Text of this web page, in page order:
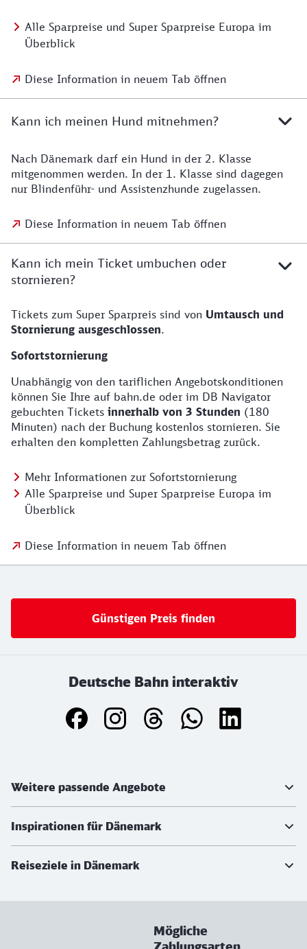
Alle Sparpreise und Super Sparpreise Europa im
Überblick
Diese Information in neuem Tab öffnen
Kann ich meinen Hund mitnehmen?
Nach Dänemark darf ein Hund in der 2. Klasse
mitgenommen werden. In der 1. Klasse sind dagegen
nur Blindenführ- und Assistenzhunde zugelassen.
Diese Information in neuem Tab öffnen
Kann ich mein Ticket umbuchen oder
stornieren?
Tickets zum Super Sparpreis sind von Umtausch und
Stornierung ausgeschlossen.
Sofortstornierung
Unabhängig von den tariflichen Angebotskonditionen
können Sie Ihre auf bahn.de oder im DB Navigator
gebuchten Tickets innerhalb von 3 Stunden (180
Minuten) nach der Buchung kostenlos stornieren. Sie
erhalten den kompletten Zahlungsbetrag zurück.
Mehr Informationen zur Sofortstornierung
Alle Sparpreise und Super Sparpreise Europa im
Überblick
Diese Information in neuem Tab öffnen
Günstigen Preis finden
Deutsche Bahn interaktiv
Weitere passende Angebote
Inspirationen für Dänemark
Reiseziele in Dänemark
Mögliche